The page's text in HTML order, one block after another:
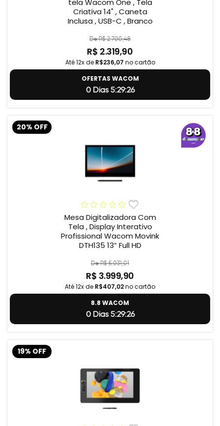
tela Wacom One , Tela
Criativa 14" , Caneta
Inclusa , USB-C , Branco
De R$ 2.700,48
R$ 2.319,90
Até 12x de R$236,07 no cartão
OFERTAS WACOM
0 Dias 5:29:24
20% OFF
Mesa Digitalizadora Com
Tela , Display Interativo
Profissional Wacom Movink
DTH135 13” Full HD
De R$ 5.031,01
R$ 3.999,90
Até 12x de R$407,02no cartão
8.8 WACOM
0 Dias 5:29:24
19% OFF